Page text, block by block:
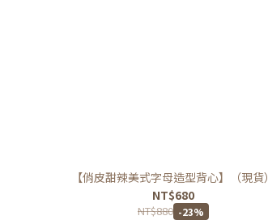
【俏皮甜辣美式字母造型背心】（現貨）
NT$680
NT$880 -23%